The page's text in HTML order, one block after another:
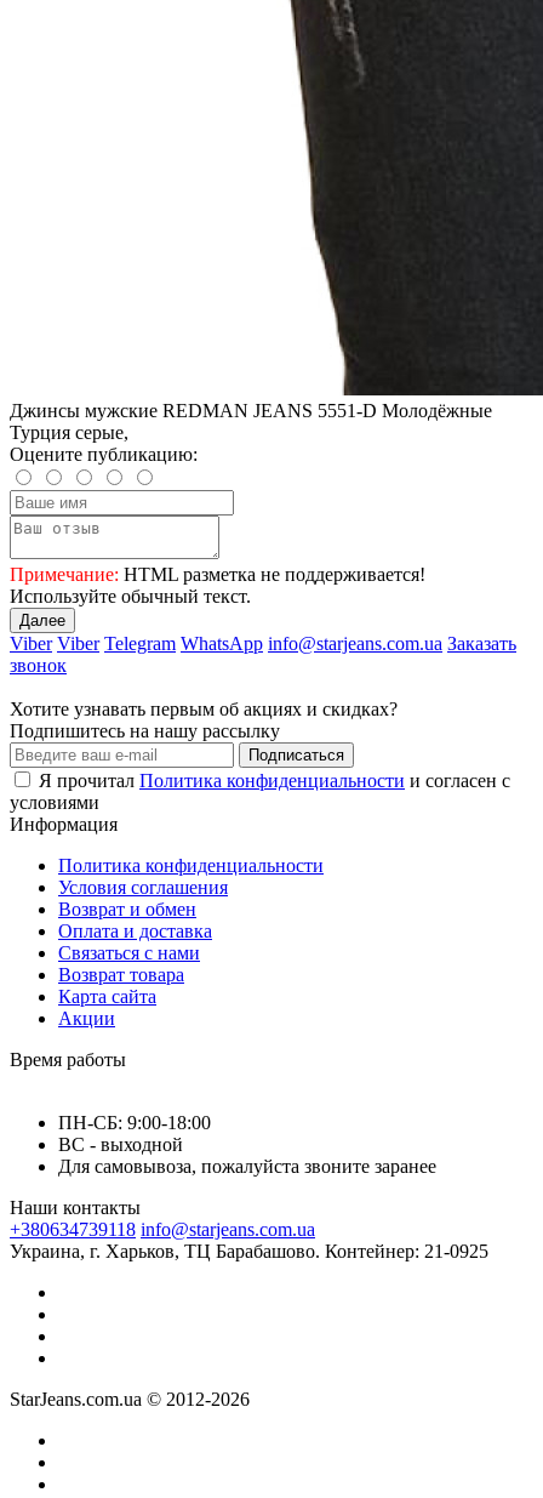
Джинсы мужские REDMAN JEANS 5551-D Молодёжные
Турция серые,
Оцените публикацию:
Примечание: HTML разметка не поддерживается!
Используйте обычный текст.
Далее
Viber Viber Telegram WhatsApp info@starjeans.com.ua Заказать
звонок
Хотите узнавать первым об акциях и скидках?
Подпишитесь на нашу рассылку
Подписаться
Я прочитал Политика конфиденциальности и согласен с
условиями
Информация
Политика конфиденциальности
Условия соглашения
Возврат и обмен
Оплата и доставка
Связаться с нами
Возврат товара
Карта сайта
Акции
Время работы
ПН-СБ: 9:00-18:00
ВС - выходной
Для самовывоза, пожалуйста звоните заранее
Наши контакты
+380634739118 info@starjeans.com.ua
Украина, г. Харьков, ТЦ Барабашово. Контейнер: 21-0925
StarJeans.com.ua © 2012-2026